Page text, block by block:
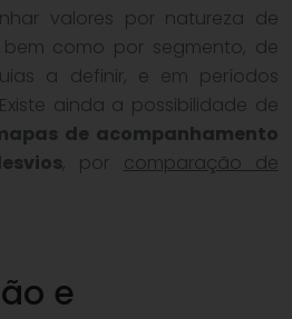
valores por natureza de
como por segmento, de
a definir, e em períodos
ainda a possibilidade de
de acompanhamento
, por comparação de
e